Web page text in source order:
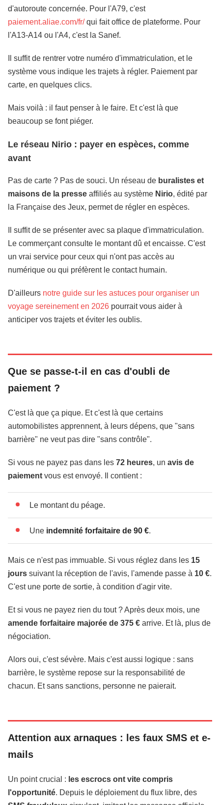
d'autoroute concernée. Pour l'A79, c'est
paiement.aliae.com/fr/qui fait office de plateforme. Pour
l'A13-A14 ou l'A4, c'est la Sanef.
Il suffit de rentrer votre numéro d'immatriculation, et le
système vous indique les trajets à régler. Paiement par
carte, en quelques clics.
Mais voilà : il faut penser à le faire. Et c'est là que
beaucoup se font piéger.
Le réseau Nirio : payer en espèces, comme
avant
Pas de carte ? Pas de souci. Un réseau de buralistes et
maisons de la presse affiliés au système Nirio, édité par
la Française des Jeux, permet de régler en espèces.
Il suffit de se présenter avec sa plaque d'immatriculation.
Le commerçant consulte le montant dû et encaisse. C'est
un vrai service pour ceux qui n'ont pas accès au
numérique ou qui préfèrent le contact humain.
D'ailleurs notre guide sur les astuces pour organiser un
voyage sereinement en 2026 pourrait vous aider à
anticiper vos trajets et éviter les oublis.
Que se passe-t-il en cas d'oubli de
paiement ?
C'est là que ça pique. Et c'est là que certains
automobilistes apprennent, à leurs dépens, que "sans
barrière" ne veut pas dire "sans contrôle".
Si vous ne payez pas dans les 72 heures, un avis de
paiement vous est envoyé. Il contient :
Le montant du péage.
Une indemnité forfaitaire de 90 €.
Mais ce n'est pas immuable. Si vous réglez dans les 15
jours suivant la réception de l'avis, l'amende passe à 10 €.
C'est une porte de sortie, à condition d'agir vite.
Et si vous ne payez rien du tout ? Après deux mois, une
amende forfaitaire majorée de 375 € arrive. Et là, plus de
négociation.
Alors oui, c'est sévère. Mais c'est aussi logique : sans
barrière, le système repose sur la responsabilité de
chacun. Et sans sanctions, personne ne paierait.
Attention aux arnaques : les faux SMS et e-
mails
Un point crucial : les escrocs ont vite compris
l'opportunité. Depuis le déploiement du flux libre, des